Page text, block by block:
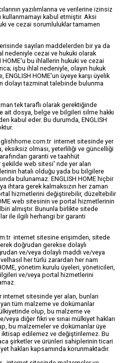
yazılımlarına ve verilerine izinsiz
kullanmamayı kabul etmiştir. Aksi
ve cezai sorumluluklar tamamen
sayılan maddelerden bir ya da
nedeniyle cezai ve hukuki olarak
bu ihlallerin hukuki ve cezai
işbu ihlal nedeniyle, olayın hukuk
HOME'un üyeye karşı üyelik
dolayı tazminat talebinde bulunma
tek taraflı olarak gerektiğinde
ait dosya, belge ve bilgileri silme hakkı
kabul eder. Bu durumda, ENGLISH
internet sitesinde yer
eksiksiz olması, yeterliliği ve güncelliği
garanti ve taahhüt
şekilde web sitesi' nde yer alan
hatalı olduğu yada bu bilgilere
bulunamaz. ENGLISH HOME hiçbir
ihtara gerek kalmaksızın her zaman
hizmetlerini değiştirebilir, düzeltebilir
web sitesinin ve portal hizmetlerinin
almıştır. Bununla birlikte sitede
ile ilgili herhangi bir garanti
internet sitesine erişimden, sitede
doğrudan gerekse dolaylı
ve/veya dolaylı maddi ve/veya
her türlü zarardan her nam
yönetim kurulu üyeleri, yöneticileri,
ve/veya portal hizmetlerini
sitesinde yer alan, bunları
tüm malzeme ve dokümanlar
olup, bu malzeme ve
veya diğer fikri ve sınai mülkiyet hakları
bu malzemeler ve dokümanlar üye
iktisap edilemez ve değiştirilemez. Bu
şirketler ve ürünleri sahiplerinin ticari
hakları kapsamında korunmaktadır.